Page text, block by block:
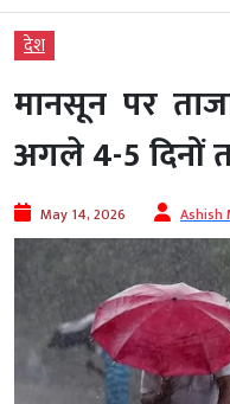
देश
मानसून पर
अगले 4-5 दिनों
May 14, 2026 Ashish